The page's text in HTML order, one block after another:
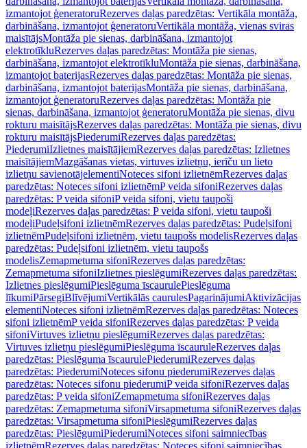
izmantojot ģeneratoruRezerves daļas paredzētas: Vertikāla montāža,
darbināšana, izmantojot ģeneratoruVertikāla montāža, vienas sviras
maisītājsMontāža pie sienas, darbināšana, izmantojot
elektrotīkluRezerves daļas paredzētas: Montāža pie sienas,
darbināšana, izmantojot elektrotīkluMontāža pie sienas, darbināšana,
izmantojot baterijasRezerves daļas paredzētas: Montāža pie sienas,
darbināšana, izmantojot baterijasMontāža pie sienas, darbināšana,
izmantojot ģeneratoruRezerves daļas paredzētas: Montāža pie
sienas, darbināšana, izmantojot ģeneratoruMontāža pie sienas, divu
rokturu maisītājsRezerves daļas paredzētas: Montāža pie sienas, divu
rokturu maisītājsPiederumiRezerves daļas paredzētas:
PiederumiIzlietnes maisītājiemRezerves daļas paredzētas: Izlietnes
maisītājiemMazgāšanas vietas, virtuves izlietņu, ierīču un lieto
izlietņu savienotājelementiNoteces sifoni izlietnēmRezerves daļas
paredzētas: Noteces sifoni izlietnēmP veida sifoniRezerves daļas
paredzētas: P veida sifoniP veida sifoni, vietu taupoši
modeļiRezerves daļas paredzētas: P veida sifoni, vietu taupoši
modeļiPudeļsifoni izlietnēmRezerves daļas paredzētas: Pudeļsifoni
izlietnēmPudeļsifoni izlietnēm, vietu taupošs modelisRezerves daļas
paredzētas: Pudeļsifoni izlietnēm, vietu taupošs
modelisZemapmetuma sifoniRezerves daļas paredzētas:
Zemapmetuma sifoniIzlietnes pieslēgumiRezerves daļas paredzētas:
Izlietnes pieslēgumiPieslēguma īscaurulePieslēguma
līkumiPārsegiBlīvējumiVertikālās caurulesPagarinājumiAktivizācijas
elementiNoteces sifoni izlietnēmRezerves daļas paredzētas: Noteces
sifoni izlietnēmP veida sifoniRezerves daļas paredzētas: P veida
sifoniVirtuves izlietņu pieslēgumiRezerves daļas paredzētas:
Virtuves izlietņu pieslēgumiPieslēguma īscauruleRezerves daļas
paredzētas: Pieslēguma īscaurulePiederumiRezerves daļas
paredzētas: PiederumiNoteces sifonu piederumiRezerves daļas
paredzētas: Noteces sifonu piederumiP veida sifoniRezerves daļas
paredzētas: P veida sifoniZemapmetuma sifoniRezerves daļas
paredzētas: Zemapmetuma sifoniVirsapmetuma sifoniRezerves daļas
paredzētas: Virsapmetuma sifoniPieslēgumiRezerves daļas
paredzētas: PieslēgumiPiederumiNoteces sifoni saimniecības
izlietnēmRezerves daļas paredzētas: Noteces sifoni saimniecības